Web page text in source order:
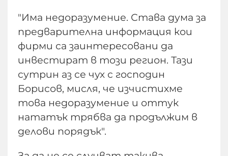
"Има недоразумение. Става дума за
предварителна информация кои
фирми са заинтересовани да
инвестират в този регион. Тази
сутрин аз се чух с господин
Борисов, мисля, че изчистихме
това недоразумение и оттук
нататък трябва да продължим в
делови порядък".